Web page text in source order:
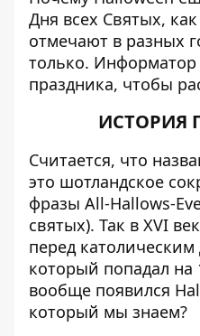
Дня всех Святых,
отмечают в разных
только. Информатор
праздника, чтобы
ИСТОРИЯ
Считается, что
это шотландское
фразы All-Hallows-
святых). Так в ХVI
перед
который попадал на
вообще появился
который мы знаем?